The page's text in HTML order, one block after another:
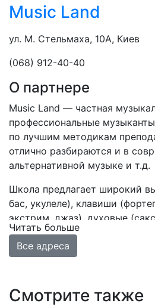
Music Land
ул. М. Стельмаха, 10А, Киев
(068) 912-40-40
О партнере
Music Land — частная
профессиональные
по лучшим методикам
отлично разбираются и в
альтернативной музыке и т.д.
Школа предлагает широкий
бас, укулеле), клавиши
экстрим, джаз), духовые
(скрипка, виолончель, альт).
Читать больше
Все адреса
Смотрите также